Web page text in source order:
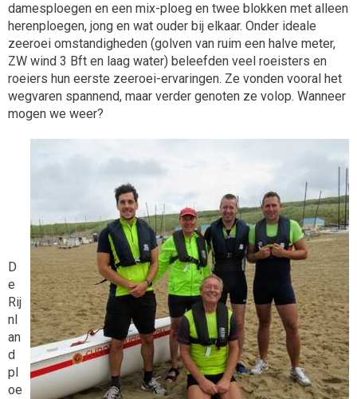
damesploegen en een mix-ploeg en twee blokken met alleen
herenploegen, jong en wat ouder bij elkaar. Onder ideale
zeeroei omstandigheden (golven van ruim een halve meter,
ZW wind 3 Bft en laag water) beleefden veel roeisters en
roeiers hun eerste zeeroei-ervaringen. Ze vonden vooral het
wegvaren spannend, maar verder genoten ze volop. Wanneer
mogen we weer?
D
e
Rij
nl
an
d
pl
oe